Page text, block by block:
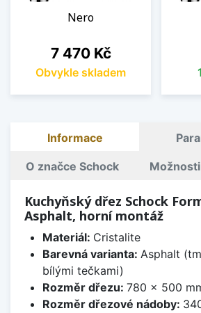
Nero
Cena
7 470 Kč
Obvykle skladem
Informace
O značce Schock
Kuchyňský dřez Schock
Asphalt, horní montáž
Materiál: Cristalite
Barevná varianta: Asphalt
bílými tečkami)
Rozměr dřezu: 780 x 500
Rozměr dřezové nádoby: